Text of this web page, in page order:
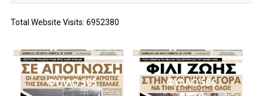
Total Website Visits: 6952380
ΦΥΛΛΟ 505 ΦΥΛΛΟ 506